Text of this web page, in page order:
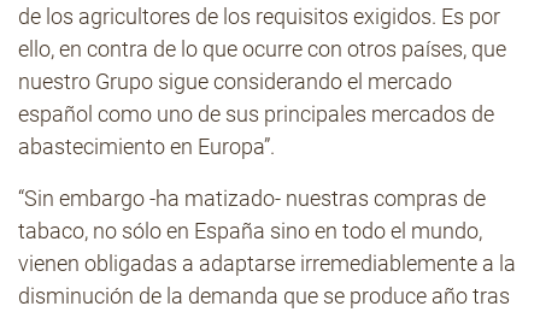
de los agricultores de los requisitos exigidos. Es por
ello, en contra de lo que ocurre con otros países, que
nuestro Grupo sigue considerando el mercado
español como uno de sus principales mercados de
abastecimiento en Europa”.
“Sin embargo -ha matizado- nuestras compras de
tabaco, no sólo en España sino en todo el mundo,
vienen obligadas a adaptarse irremediablemente a la
disminución de la demanda que se produce año tras